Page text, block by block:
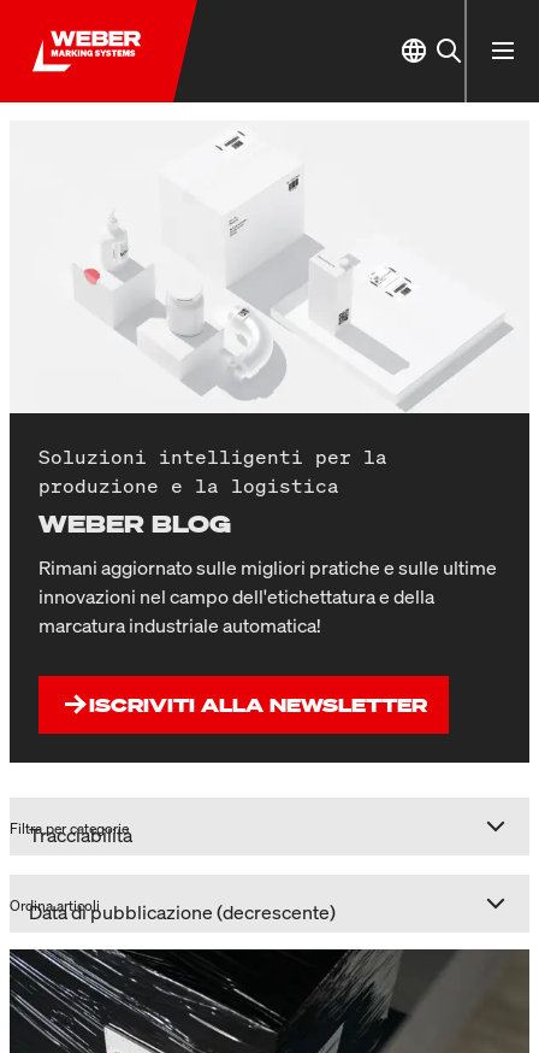
Soluzioni intelligenti per la
produzione e la logistica
WEBER BLOG
Rimani aggiornato sulle migliori pratiche e sulle ultime
innovazioni nel campo dell'etichettatura e della
marcatura industriale automatica!
ISCRIVITI ALLA NEWSLETTER
Filtra per categorie
Ordina articoli